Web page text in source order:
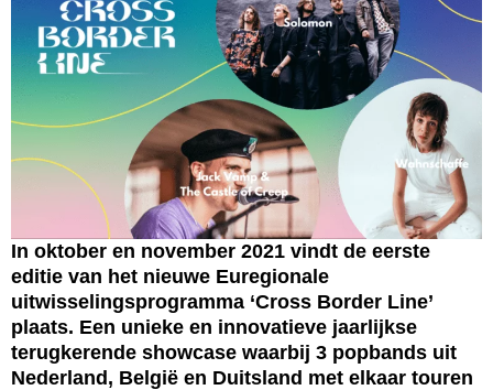
In oktober en november 2021 vindt de eerste
editie van het nieuwe Euregionale
uitwisselingsprogramma ‘Cross Border Line’
plaats. Een unieke en innovatieve jaarlijkse
terugkerende showcase waarbij 3 popbands uit
Nederland, België en Duitsland met elkaar touren